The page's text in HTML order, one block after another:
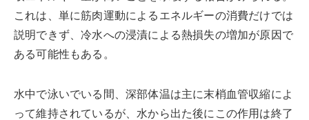
これは、単に筋肉運動によるエネルギーの消費だけでは
説明できず、冷水への浸漬による熱損失の増加が原因で
ある可能性もある。
水中で泳いでいる間、深部体温は主に末梢血管収縮によ
って維持されているが、水から出た後にこの作用は終了